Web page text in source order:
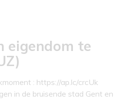
eigendom te
: https://ap.lc/crcUk
in de bruisende stad Gent en